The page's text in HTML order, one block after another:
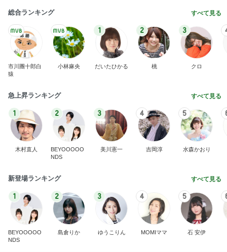
総合ランキング すべて見る
市川團十郎白
猿
小林麻央
1
だいたひかる
2
桃
3
クロ
急上昇ランキング すべて見る
1
木村直人
2
BEYOOOOO
NDS
3
美川憲一
4
吉岡淳
5
水森かおり
新登場ランキング すべて見る
1
BEYOOOOO
NDS
2
島倉りか
3
ゆうこりん
4
MOMIママ
5
石 安伊